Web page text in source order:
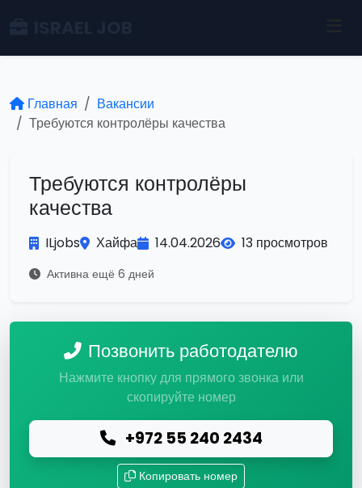
Главная
Вакансии
Требуются контролёры качества
Требуются контролёры
качества
ILjobs Хайфа 14.04.2026 13 просмотров
Активна ещё 6 дней
Позвонить работодателю
Нажмите кнопку для прямого звонка или
скопируйте номер
+972 55 240 2434
Копировать номер